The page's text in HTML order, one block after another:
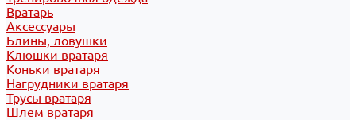
Вратарь
Аксессуары
Блины, ловушки
Клюшки вратаря
Коньки вратаря
Нагрудники вратаря
Трусы вратаря
Шлем вратаря